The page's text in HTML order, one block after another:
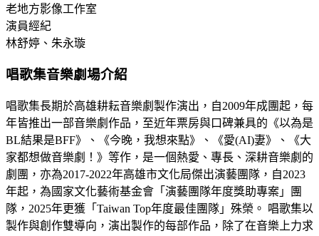
老地方影像工作室
演員經紀
林舒婷、朱永璇
唱歌集音樂劇場介紹
唱歌集長期於高雄耕耘音樂劇製作演出，自2009年成團起，每
年皆推出一部音樂劇作品，至近年票房與口碑兼具的《以為是
BL結果是BFF》、《今晚，我想來點》、《愛(AI)妻》、《大
家都想做音樂劇！》等作，是一個熱愛、專長、深耕音樂劇的
劇團，亦為2017-2022年高雄市文化局傑出演藝團隊，自2023
年起，為國家文化藝術基金會「演藝團隊年度獎助專案」團
隊，2025年更獲「Taiwan Top年度最佳團隊」殊榮。 唱歌集以
製作與創作雙導向，演出製作的每部作品，除了在音樂上力求